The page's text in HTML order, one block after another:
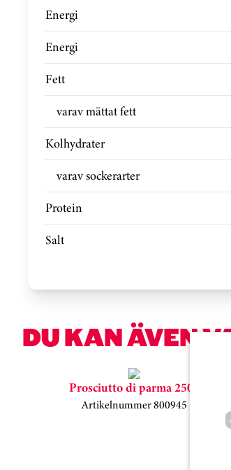
Energi
Energi
Fett
varav mättat fett
Kolhydrater
varav sockerarter
Protein
Salt
DU KAN ÄVEN
Hoppa över kortkarusell
Prosciutto di parma 250g
Artikelnummer 800945